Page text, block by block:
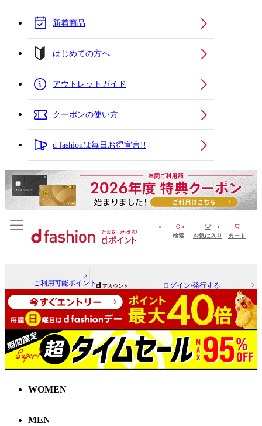
新着商品
はじめての方へ
アウトレットガイド
クーポンの使い方
d fashionは毎日お得宣言!!
検索 お気に入り カート
ご利用可能ポイント ログイン/発行する
WOMEN
MEN